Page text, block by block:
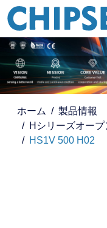
ホーム
製品情報
Hシリーズオー
HS1V 500 H02